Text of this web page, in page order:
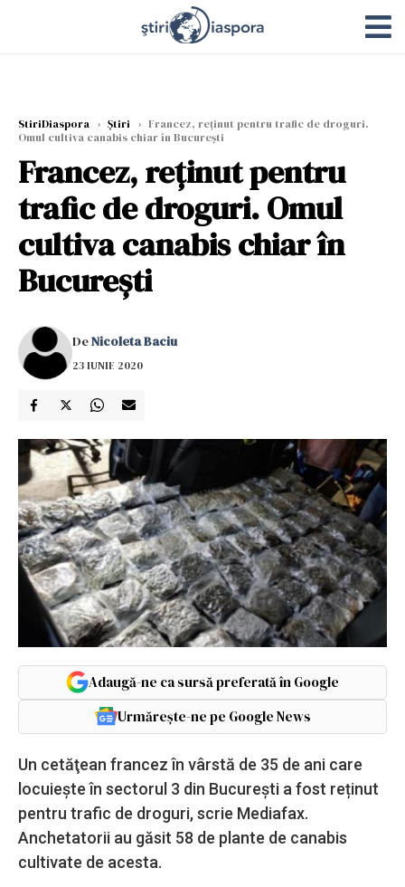
StiriDiaspora › Știri › Francez, reținut pentru trafic de droguri.
Omul cultiva canabis chiar în Bucureşti
Francez, reținut pentru
trafic de droguri. Omul
cultiva canabis chiar în
Bucureşti
DeNicoleta Baciu
23 IUNIE 2020
Adaugă-ne ca sursă preferată în Google
Urmărește-ne pe Google News
Un cetăţean francez în vârstă de 35 de ani care
locuiește în sectorul 3 din București a fost reținut
pentru trafic de droguri, scrie Mediafax.
Anchetatorii au găsit 58 de plante de canabis
cultivate de acesta.